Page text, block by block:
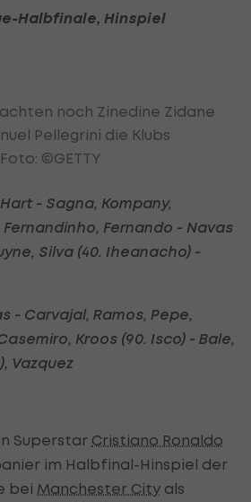
Halbfinale, Hinspiel
noch Zinedine Zidane
Pellegrini die Klubs
Foto: ©GETTY
Hart - Sagna, Kompany,
Fernando - Navas
Silva (40. Iheanacho) -
- Carvajal, Ramos, Pepe,
Kroos (90. Isco) - Bale,
Vazquez
Superstar Cristiano Ronaldo
im Halbfinal-Hinspiel der
bei Manchester City als